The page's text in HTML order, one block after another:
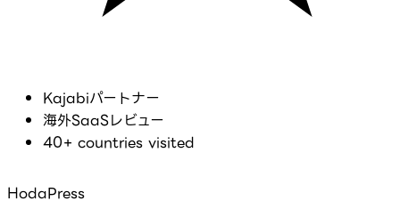
Kajabiパートナー
海外SaaSレビュー
40+ countries visited
HodaPress